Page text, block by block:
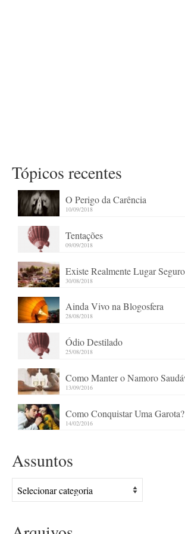
Tópicos recentes
O Perigo da Carência
10/09/2018
Tentações
09/09/2018
Existe Realmente Lugar
30/08/2018
Ainda Vivo na Blogosfera
28/08/2018
Ódio Destilado
25/08/2018
Como Manter o Namoro
13/09/2016
Como Conquistar Uma Garota?
14/02/2016
Assuntos
Assuntos